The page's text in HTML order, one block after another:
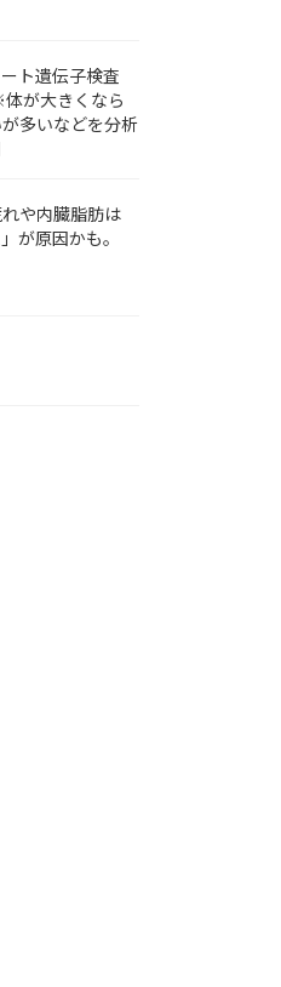
ト遺伝子検査
が大きくなら
多いなどを分析
や内臓脂肪は
が原因かも。